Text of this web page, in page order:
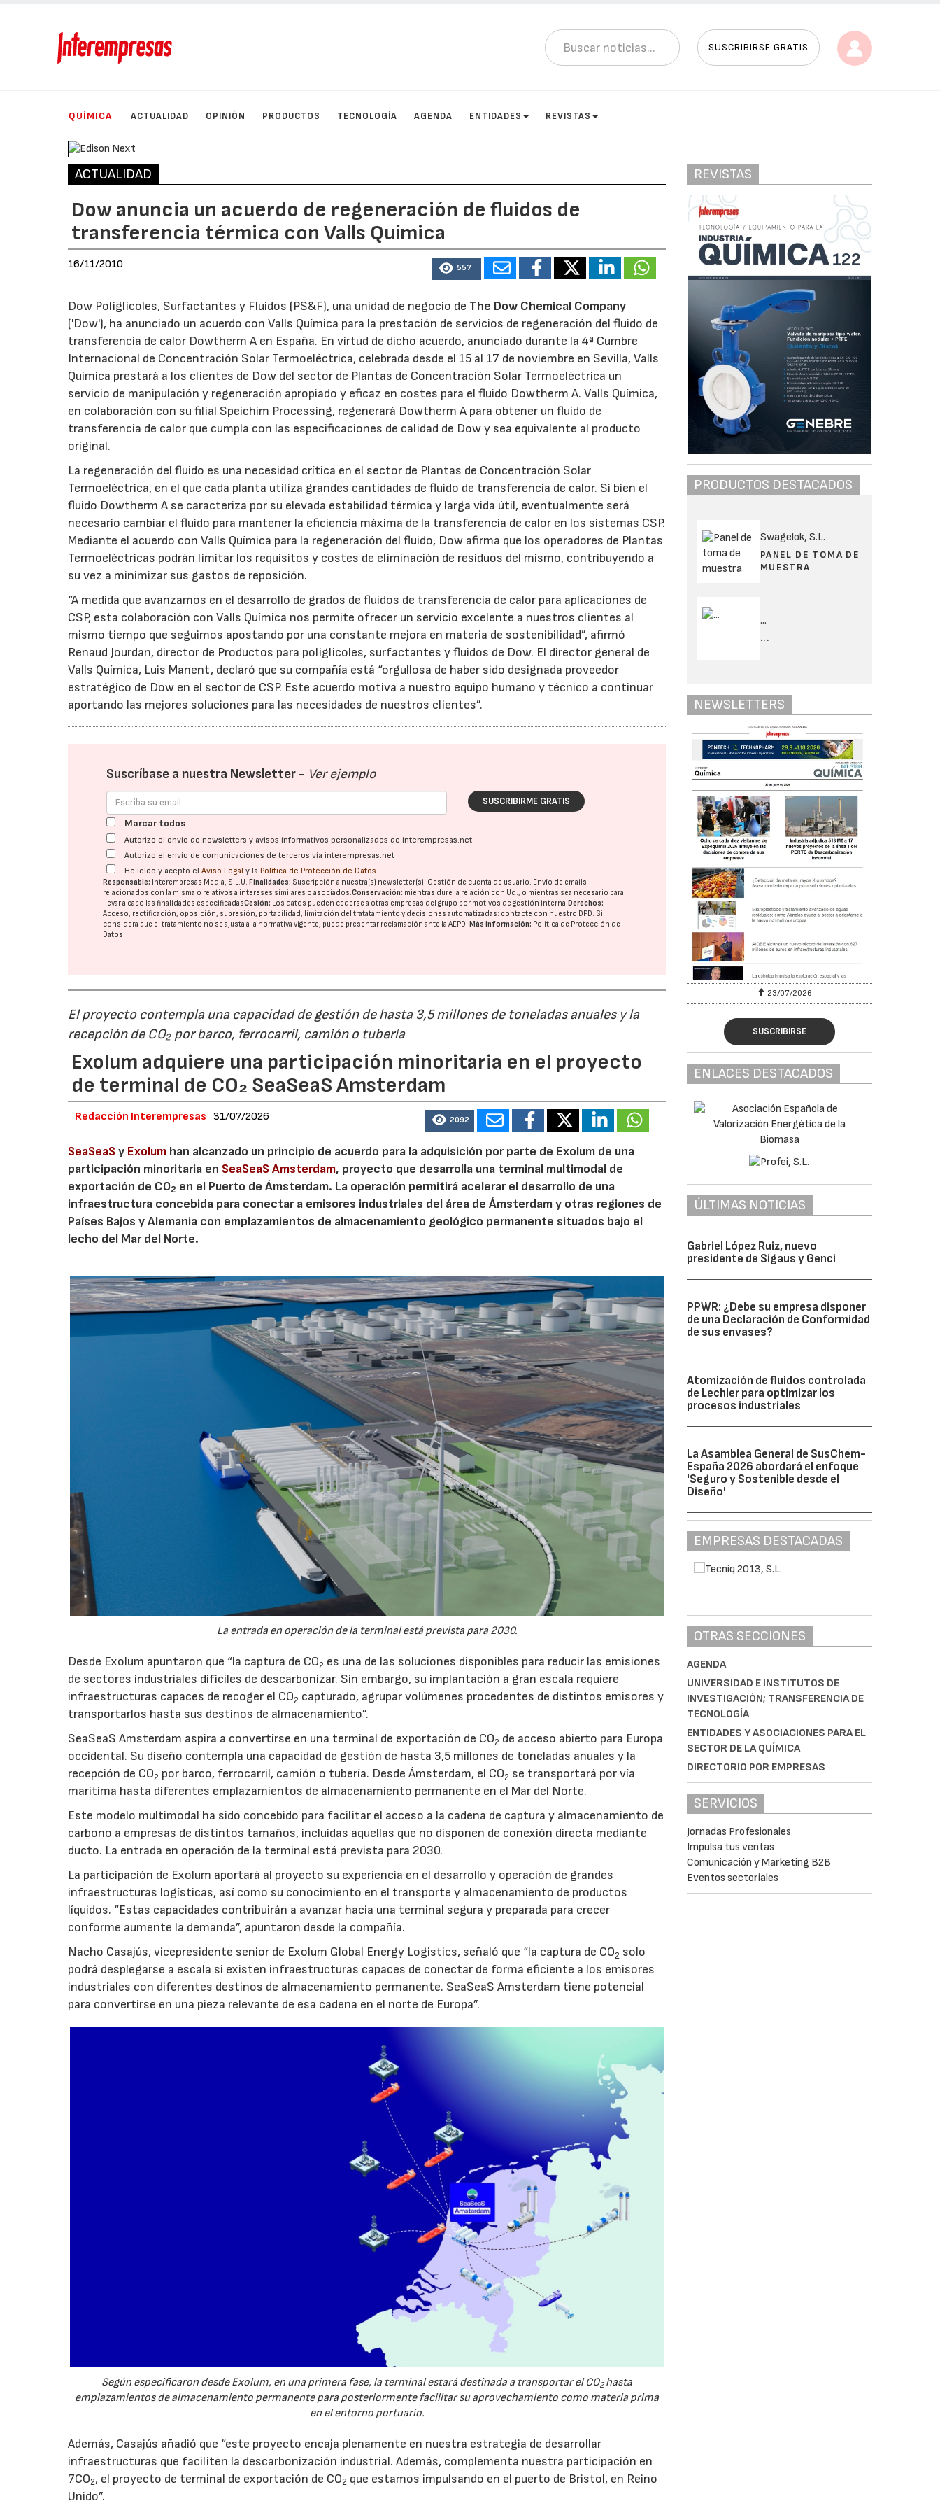
SUSCRIBIRSE GRATIS
QUÍMICA ACTUALIDAD OPINIÓN PRODUCTOS TECNOLOGÍA AGENDA ENTIDADES REVISTAS
ACTUALIDAD
Dow anuncia un acuerdo de regeneración de fluidos de
transferencia térmica con Valls Química
16/11/2010 557
Dow Poliglicoles, Surfactantes y Fluidos (PS&F), una unidad de negocio de The Dow Chemical Company
('Dow'), ha anunciado un acuerdo con Valls Química para la prestación de servicios de regeneración del fluido de
transferencia de calor Dowtherm A en España. En virtud de dicho acuerdo, anunciado durante la 4ª Cumbre
Internacional de Concentración Solar Termoeléctrica, celebrada desde el 15 al 17 de noviembre en Sevilla, Valls
Química prestará a los clientes de Dow del sector de Plantas de Concentración Solar Termoeléctrica un
servicio de manipulación y regeneración apropiado y eficaz en costes para el fluido Dowtherm A. Valls Química,
en colaboración con su filial Speichim Processing, regenerará Dowtherm A para obtener un fluido de
transferencia de calor que cumpla con las especificaciones de calidad de Dow y sea equivalente al producto
original.
La regeneración del fluido es una necesidad crítica en el sector de Plantas de Concentración Solar
Termoeléctrica, en el que cada planta utiliza grandes cantidades de fluido de transferencia de calor. Si bien el
fluido Dowtherm A se caracteriza por su elevada estabilidad térmica y larga vida útil, eventualmente será
necesario cambiar el fluido para mantener la eficiencia máxima de la transferencia de calor en los sistemas CSP.
Mediante el acuerdo con Valls Química para la regeneración del fluido, Dow afirma que los operadores de Plantas
Termoeléctricas podrán limitar los requisitos y costes de eliminación de residuos del mismo, contribuyendo a
su vez a minimizar sus gastos de reposición.
“A medida que avanzamos en el desarrollo de grados de fluidos de transferencia de calor para aplicaciones de
CSP, esta colaboración con Valls Química nos permite ofrecer un servicio excelente a nuestros clientes al
mismo tiempo que seguimos apostando por una constante mejora en materia de sostenibilidad”, afirmó
Renaud Jourdan, director de Productos para poliglicoles, surfactantes y fluidos de Dow. El director general de
Valls Química, Luis Manent, declaró que su compañía está “orgullosa de haber sido designada proveedor
estratégico de Dow en el sector de CSP. Este acuerdo motiva a nuestro equipo humano y técnico a continuar
aportando las mejores soluciones para las necesidades de nuestros clientes”.
Suscríbase a nuestra Newsletter - Ver ejemplo
SUSCRIBIRME GRATIS
Marcar todos
Autorizo el envío de newsletters y avisos informativos personalizados de interempresas.net
Autorizo el envío de comunicaciones de terceros vía interempresas.net
He leído y acepto elAviso Legal y la Política de Protección de Datos
Responsable: Interempresas Media, S.L.U.Finalidades: Suscripción a nuestra(s) newsletter(s). Gestión de cuenta de usuario. Envío de emails
relacionados con la misma o relativos a intereses similares o asociados.Conservación: mientras dure la relación con Ud., o mientras sea necesario para
llevar a cabo las finalidades especificadasCesión: Los datos pueden cederse a otras empresas del grupo por motivos de gestión interna.Derechos:
Acceso, rectificación, oposición, supresión, portabilidad, limitación del tratatamiento y decisiones automatizadas: contacte con nuestro DPD. Si
considera que el tratamiento no se ajusta a la normativa vigente, puede presentar reclamación ante laAEPD.Más información: Política de Protección de
Datos
El proyecto contempla una capacidad de gestión de hasta 3,5 millones de toneladas anuales y la
recepción de CO₂ por barco, ferrocarril, camión o tubería
Exolum adquiere una participación minoritaria en el proyecto
de terminal de CO₂ SeaSeaS Amsterdam
Redacción Interempresas 31/07/2026 2092
SeaSeaSy Exolum han alcanzado un principio de acuerdo para la adquisición por parte de Exolum de una
participación minoritaria en SeaSeaS Amsterdam, proyecto que desarrolla una terminal multimodal de
exportación de CO2 en el Puerto de Ámsterdam. La operación permitirá acelerar el desarrollo de una
infraestructura concebida para conectar a emisores industriales del área de Ámsterdam y otras regiones de
Países Bajos y Alemania con emplazamientos de almacenamiento geológico permanente situados bajo el
lecho del Mar del Norte.
La entrada en operación de la terminal está prevista para 2030.
Desde Exolum apuntaron que “la captura de CO2 es una de las soluciones disponibles para reducir las emisiones
de sectores industriales difíciles de descarbonizar. Sin embargo, su implantación a gran escala requiere
infraestructuras capaces de recoger el CO2 capturado, agrupar volúmenes procedentes de distintos emisores y
transportarlos hasta sus destinos de almacenamiento”.
SeaSeaS Amsterdam aspira a convertirse en una terminal de exportación de CO2 de acceso abierto para Europa
occidental. Su diseño contempla una capacidad de gestión de hasta 3,5 millones de toneladas anuales y la
recepción de CO2 por barco, ferrocarril, camión o tubería. Desde Ámsterdam, el CO2 se transportará por vía
marítima hasta diferentes emplazamientos de almacenamiento permanente en el Mar del Norte.
Este modelo multimodal ha sido concebido para facilitar el acceso a la cadena de captura y almacenamiento de
carbono a empresas de distintos tamaños, incluidas aquellas que no disponen de conexión directa mediante
ducto. La entrada en operación de la terminal está prevista para 2030.
La participación de Exolum aportará al proyecto su experiencia en el desarrollo y operación de grandes
infraestructuras logísticas, así como su conocimiento en el transporte y almacenamiento de productos
líquidos. “Estas capacidades contribuirán a avanzar hacia una terminal segura y preparada para crecer
conforme aumente la demanda”, apuntaron desde la compañía.
Nacho Casajús, vicepresidente senior de Exolum Global Energy Logistics, señaló que “la captura de CO2 solo
podrá desplegarse a escala si existen infraestructuras capaces de conectar de forma eficiente a los emisores
industriales con diferentes destinos de almacenamiento permanente. SeaSeaS Amsterdam tiene potencial
para convertirse en una pieza relevante de esa cadena en el norte de Europa”.
Según especificaron desde Exolum, en una primera fase, la terminal estará destinada a transportar el CO2hasta
emplazamientos de almacenamiento permanente para posteriormente facilitar su aprovechamiento como materia prima
en el entorno portuario.
Además, Casajús añadió que “este proyecto encaja plenamente en nuestra estrategia de desarrollar
infraestructuras que faciliten la descarbonización industrial. Además, complementa nuestra participación en
7CO2, el proyecto de terminal de exportación de CO2 que estamos impulsando en el puerto de Bristol, en Reino
Unido”.
REVISTAS
PRODUCTOS DESTACADOS
Swagelok, S.L.
PANEL DE TOMA DE
MUESTRA
...
...
NEWSLETTERS
23/07/2026 30/07/2026 23/07/2026
SUSCRIBIRSE
ENLACES DESTACADOS
ÚLTIMAS NOTICIAS
Gabriel López Ruiz, nuevo
presidente de Sigaus y Genci
PPWR: ¿Debe su empresa disponer
de una Declaración de Conformidad
de sus envases?
Atomización de fluidos controlada
de Lechler para optimizar los
procesos industriales
La Asamblea General de SusChem-
España 2026 abordará el enfoque
'Seguro y Sostenible desde el
Diseño'
EMPRESAS DESTACADAS
OTRAS SECCIONES
AGENDA
UNIVERSIDAD E INSTITUTOS DE
INVESTIGACIÓN; TRANSFERENCIA DE
TECNOLOGÍA
ENTIDADES Y ASOCIACIONES PARA EL
SECTOR DE LA QUÍMICA
DIRECTORIO POR EMPRESAS
SERVICIOS
Jornadas Profesionales
Impulsa tus ventas
Comunicación y Marketing B2B
Eventos sectoriales